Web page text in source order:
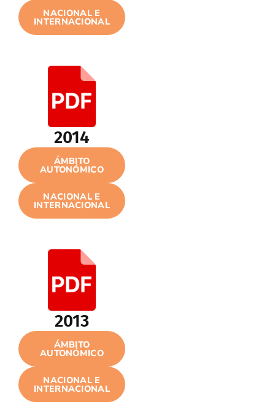
NACIONAL E
INTERNACIONAL
2014
ÁMBITO
AUTONÓMICO
NACIONAL E
INTERNACIONAL
2013
ÁMBITO
AUTONÓMICO
NACIONAL E
INTERNACIONAL